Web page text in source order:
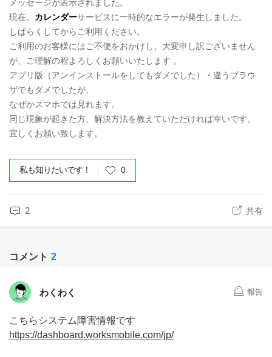
メッセージが表示されました。
現在、 カレンダーサービスに一時的なエラーが発生しました。
しばらくしてからご利用ください。
ご利用のお客様にはご不便をおかけし、大変申し訳ございません
が、ご理解の程よろしくお願いいたします 。
アプリ版（アンインストールをしてもダメでした）・違うブラウ
ザでもダメでしたが、
なぜかスマホでは見れます。
同じ現象が起きた方、解決方法を教えていただければ幸いです。
宜しくお願い致します。
私も知りたいです！ 0
2 共有
コメント 2
わくわく 報告
こちらシステム障害情報です
https://dashboard.worksmobile.com/jp/